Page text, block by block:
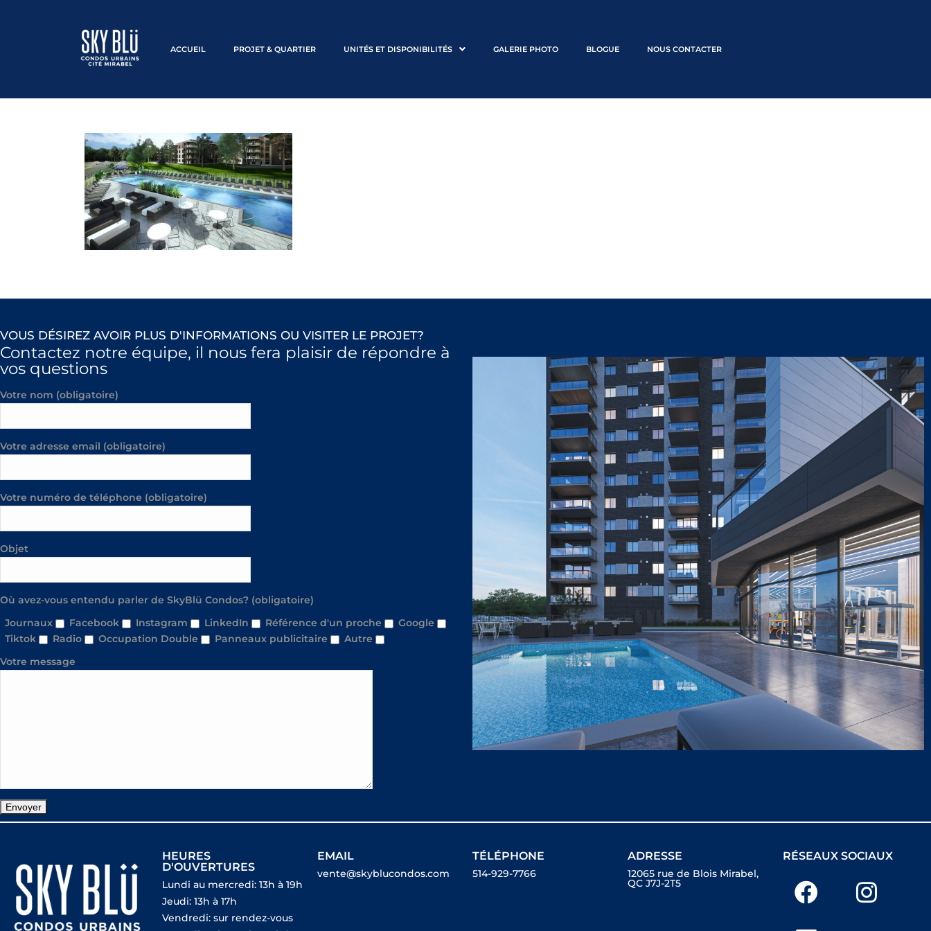
ACCUEIL PROJET & QUARTIER UNITÉS ET DISPONIBILITÉS GALERIE PHOTO BLOGUE NOUS CONTACTER
VOUS DÉSIREZ AVOIR PLUS D'INFORMATIONS OU VISITER LE PROJET?
Contactez notre équipe, il nous fera plaisir de répondre à
vos questions
Votre nom (obligatoire)
Votre adresse email (obligatoire)
Votre numéro de téléphone (obligatoire)
Objet
Où avez-vous entendu parler de SkyBlü Condos? (obligatoire)
Journaux
Facebook Instagram LinkedIn Référence d'un proche
Google
Tiktok
Radio Occupation Double Panneaux publicitaire
Autre
Votre message
HEURES
D'OUVERTURES
Lundi au mercredi: 13h à 19h
Jeudi: 13h à 17h
Vendredi: sur rendez-vous
EMAIL
vente@skyblucondos.com
TÉLÉPHONE
514-929-7766
ADRESSE
12065 rue de Blois Mirabel,
QC J7J-2T5
RÉSEAUX SOCIAUX